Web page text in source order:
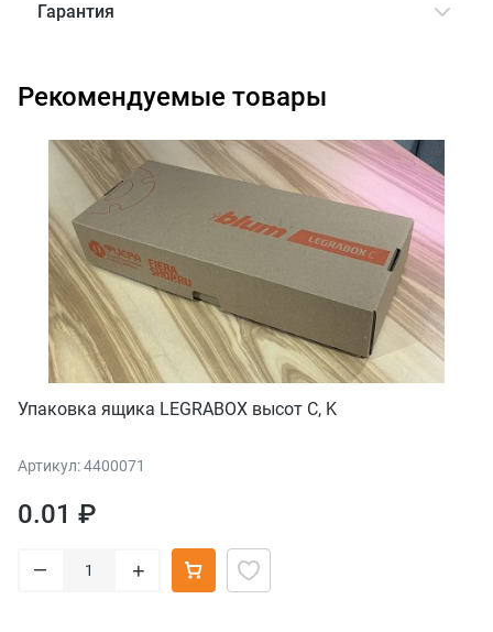
Гарантия
Рекомендуемые товары
Упаковка ящика LEGRABOX высот C, K
Артикул: 4400071
0.01 ₽
– +